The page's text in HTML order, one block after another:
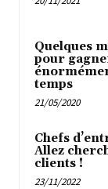
Quelques
pour
temps
21/05/2020
Chefs
Allez
clients !
23/11/2022